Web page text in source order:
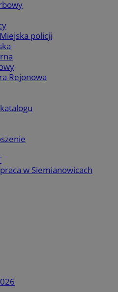
policji
Rejonowa
w Siemianowicach